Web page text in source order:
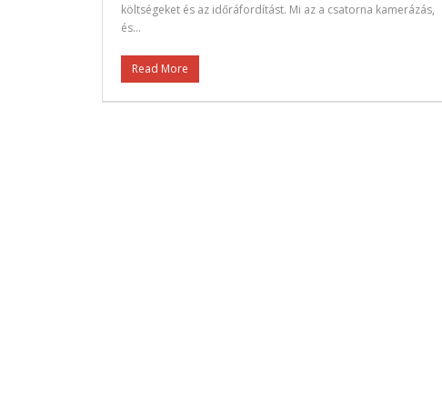
költségeket és az időráfordítást. Mi az a csatorna kamerázás,
és…
Read More